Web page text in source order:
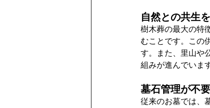
自然との共生
樹木葬の最大の特
むことです。この
す。また、里山や
組みが進んでいま
墓石管理が不要
従来のお墓では、